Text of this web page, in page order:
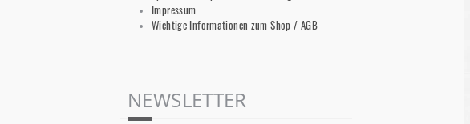
Impressum
Wichtige Informationen zum Shop / AGB
NEWSLETTER